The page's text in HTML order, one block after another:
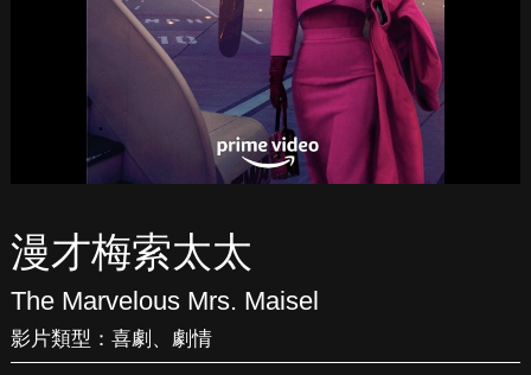
漫才梅索太太
The Marvelous Mrs. Maisel
影片類型： 喜劇 、 劇情